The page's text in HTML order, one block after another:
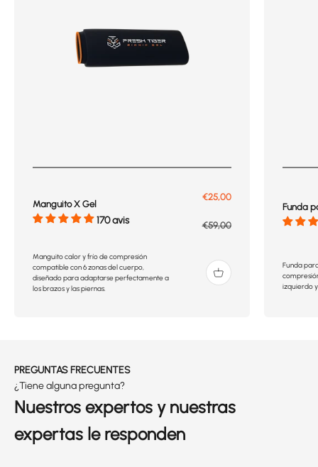
Manguito X Gel
170 avis
Prix de vente
€25,00
Prix normal
€59,00
Manguito calor y frío de compresión
compatible con 6 zonas del cuerpo,
diseñado para adaptarse perfectamente a
los brazos y las piernas.
Funda
Funda
izquierdo y
PREGUNTAS FRECUENTES
¿Tiene alguna pregunta?
Nuestros expertos y nuestras
expertas le responden